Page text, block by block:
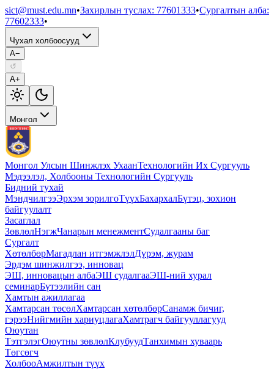
sict@must.edu.mn•Захирлын туслах: 77601333•Сургалтын алба:
77602333•
Чухал холбоосууд
A−
↺
A+
Монгол
Монгол Улсын Шинжлэх УхаанТехнологийн Их Сургууль
Мэдээлэл, Холбооны Технологийн Сургууль
Бидний тухай
МэндчилгээЭрхэм зорилгоТүүхБахархалБүтэц, зохион
байгуулалт
Засаглал
ЗөвлөлНэгжЧанарын менежментСудалгааны баг
Сургалт
ХөтөлбөрМагадлан итгэмжлэлДүрэм, журам
Эрдэм шинжилгээ, инновац
ЭШ, инновацын албаЭШ судалгааЭШ-ний хурал
семинарБүтээлийн сан
Хамтын ажиллагаа
Хамтарсан төсөлХамтарсан хөтөлбөрСанамж бичиг,
гэрээНийгмийн хариуцлагаХамтрагч байгууллагууд
Оюутан
ТэтгэлэгОюутны зөвлөлКлубуудТанхимын хуваарь
Төгсөгч
ХолбооАмжилтын түүх